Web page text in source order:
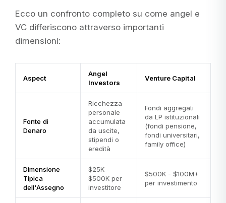
Ecco un confronto completo su come angel e
VC differiscono attraverso importanti
dimensioni:
Aspect
Angel
Investors
Venture Capital
Fonte di
Denaro
Ricchezza
personale
accumulata
da uscite,
stipendi o
eredità
Fondi aggregati
da LP istituzionali
(fondi pensione,
fondi universitari,
family office)
Dimensione
Tipica
dell'Assegno
$25K -
$500K per
investitore
$500K - $100M+
per investimento